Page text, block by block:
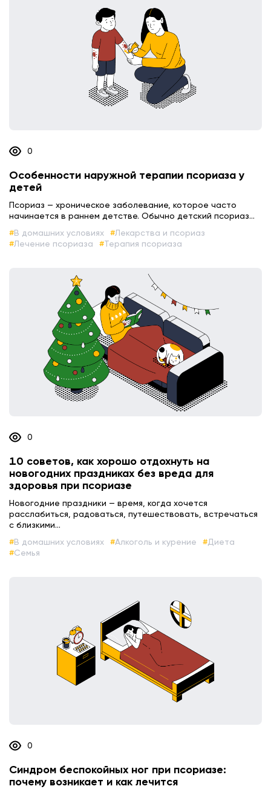
0
Особенности наружной терапии псориаза у
детей
Псориаз — хроническое заболевание, которое часто
начинается в раннем детстве. Обычно детский псориаз...
В домашних условиях
Лекарства и псориаз
Лечение псориаза
Терапия псориаза
0
10 советов, как хорошо отдохнуть на
новогодних праздниках без вреда для
здоровья при псориазе
Новогодние праздники — время, когда хочется
расслабиться, радоваться, путешествовать, встречаться
с близкими...
В домашних условиях
Алкоголь и курение
Диета
Семья
0
Синдром беспокойных ног при псориазе:
почему возникает и как лечится